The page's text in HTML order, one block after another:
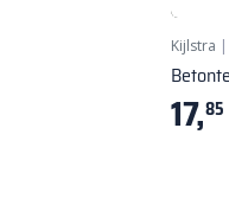
Kijlstra |
17,85